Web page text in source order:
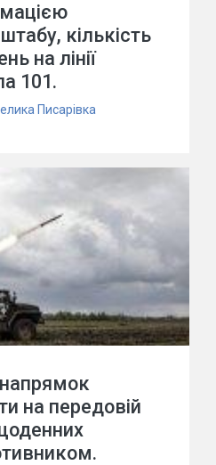
кількість
на лінії
101.
Писарівка
на передовій